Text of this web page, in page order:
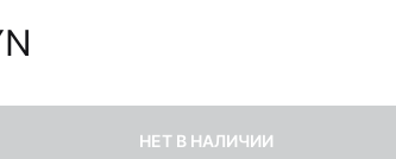
НЕТ В НАЛИЧИИ